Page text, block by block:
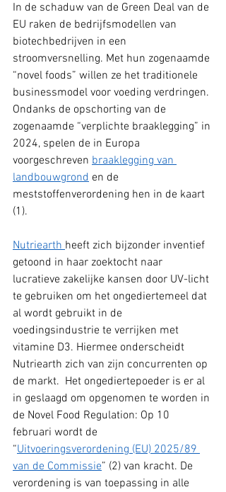
In de schaduw van de Green Deal van de
EU raken de bedrijfsmodellen van
biotechbedrijven in een
stroomversnelling. Met hun zogenaamde
“novel foods” willen ze het traditionele
businessmodel voor voeding verdringen.
Ondanks de opschorting van de
zogenaamde “verplichte braaklegging” in
2024, spelen de in Europa
voorgeschreven braaklegging van
landbouwgrond en de
meststoffenverordening hen in de kaart
(1).
Nutriearth heeft zich bijzonder inventief
getoond in haar zoektocht naar
lucratieve zakelijke kansen door UV-licht
te gebruiken om het ongediertemeel dat
al wordt gebruikt in de
voedingsindustrie te verrijken met
vitamine D3. Hiermee onderscheidt
Nutriearth zich van zijn concurrenten op
de markt.  Het ongediertepoeder is er al
in geslaagd om opgenomen te worden in
de Novel Food Regulation: Op 10
februari wordt de
“Uitvoeringsverordening (EU) 2025/89
van de Commissie” (2) van kracht. De
verordening is van toepassing in alle